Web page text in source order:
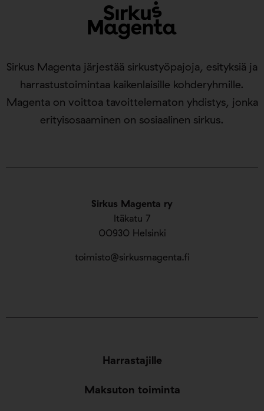
Sirkus Magenta ry
Itäkatu 7
00930 Helsinki
toimisto@sirkusmagenta.fi
Sirkus Magenta järjestää sirkustyöpajoja, esityksiä ja
harrastustoimintaa kaikenlaisille kohderyhmille.
Magenta on voittoa tavoittelematon yhdistys, jonka
erityisosaaminen on sosiaalinen sirkus.
Harrastajille
Maksuton toiminta